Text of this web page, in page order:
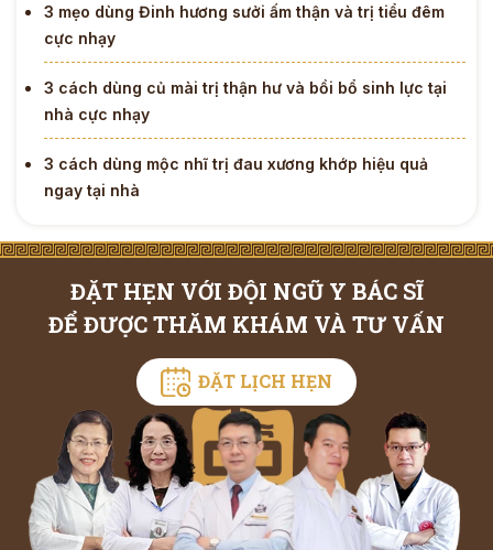
3 mẹo dùng Đinh hương sưởi ấm thận và trị tiểu đêm
cực nhạy
3 cách dùng củ mài trị thận hư và bồi bổ sinh lực tại
nhà cực nhạy
3 cách dùng mộc nhĩ trị đau xương khớp hiệu quả
ngay tại nhà
ĐẶT HẸN VỚI ĐỘI NGŨ Y BÁC SĨ
ĐỂ ĐƯỢC THĂM KHÁM VÀ TƯ VẤN
ĐẶT LỊCH HẸN